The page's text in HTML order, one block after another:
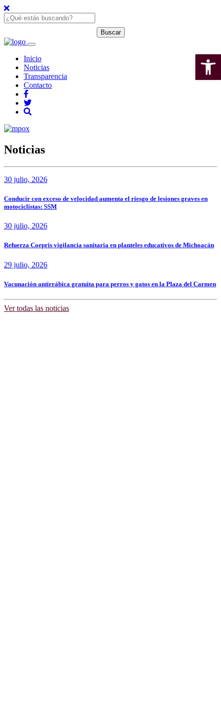
Inicio
Noticias
Transparencia
Contacto
Noticias
30 julio, 2026
Conducir con exceso de velocidad aumenta el riesgo de lesiones graves en
motociclistas: SSM
30 julio, 2026
Refuerza Coepris vigilancia sanitaria en planteles educativos de Michoacán
29 julio, 2026
Vacunación antirrábica gratuita para perros y gatos en la Plaza del Carmen
Ver todas las noticias